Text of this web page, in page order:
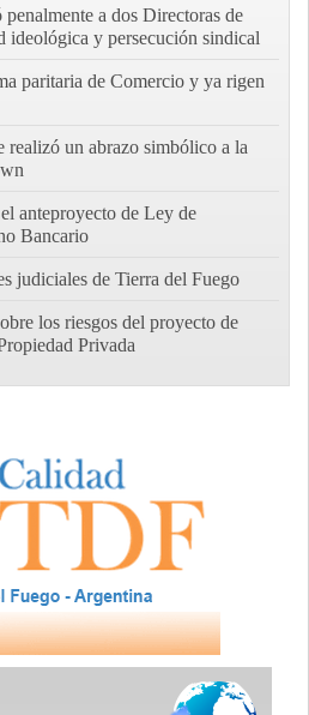
a dos Directoras de
ideológica y persecución sindical
paritaria de Comercio y ya rigen
un abrazo simbólico a la
anteproyecto de Ley de
Bancario
judiciales de Tierra del Fuego
los riesgos del proyecto de
Privada